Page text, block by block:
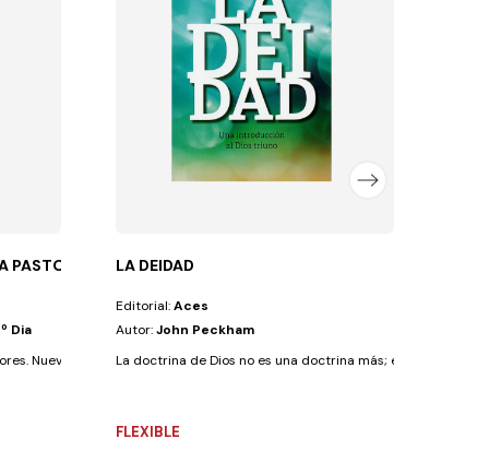
Dia
Nueva edición en español, revisada y...
LA DEIDAD
Editorial:Aces
Autor:John Peckham
La doctrina de Dios no es una doctrina más; es la base
FLEXIBLE